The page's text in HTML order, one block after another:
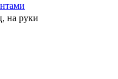
на руки